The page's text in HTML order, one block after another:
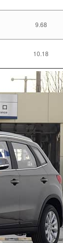
9.68
10.18